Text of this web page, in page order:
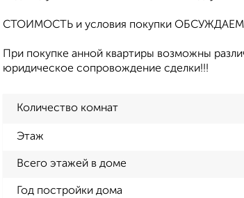
СТОИМОСТЬ и условия покупки
При покупке анной квартиры возможны
юридическое сопровождение сделки!!!
Количество комнат
Этаж
Всего этажей в доме
Год постройки дома